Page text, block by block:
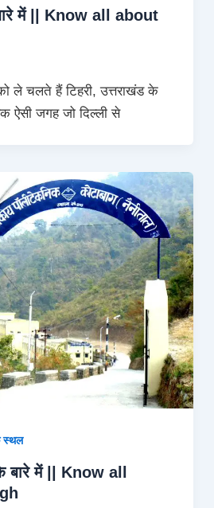
में || Know all about
ले चलते हैं टिहरी, उत्तराखंड के
ऐसी जगह जो दिल्ली से
स्थल
बारे में || Know all